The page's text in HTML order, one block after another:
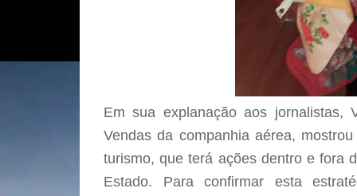
Em sua explanação aos jornalistas,
Vendas da companhia aérea,
turismo, que terá ações dentro e fora
Estado. Para confirmar esta